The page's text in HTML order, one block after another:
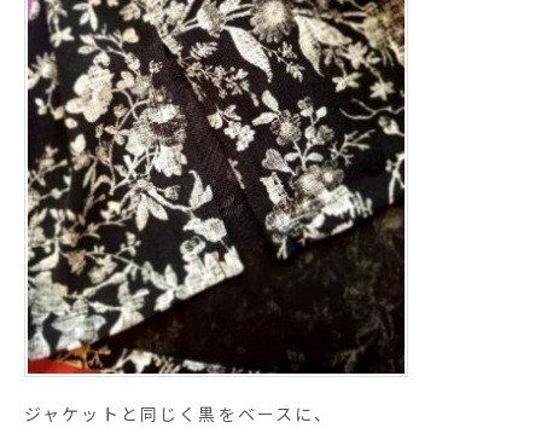
ジャケットと同じく黒をベースに、